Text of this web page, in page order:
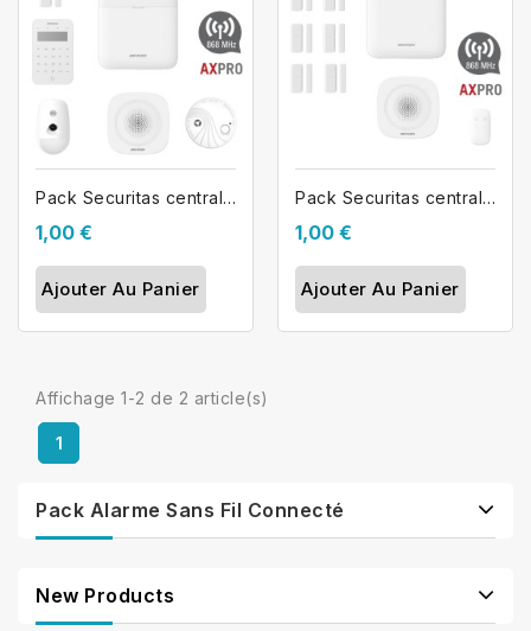
Pack Securitas centrale alarme...
1,00 €
Ajouter Au Panier
Pack Securitas centrale alarme...
1,00 €
Ajouter Au Panier
Affichage 1-2 de 2 article(s)
1
Pack Alarme Sans Fil Connecté
New Products